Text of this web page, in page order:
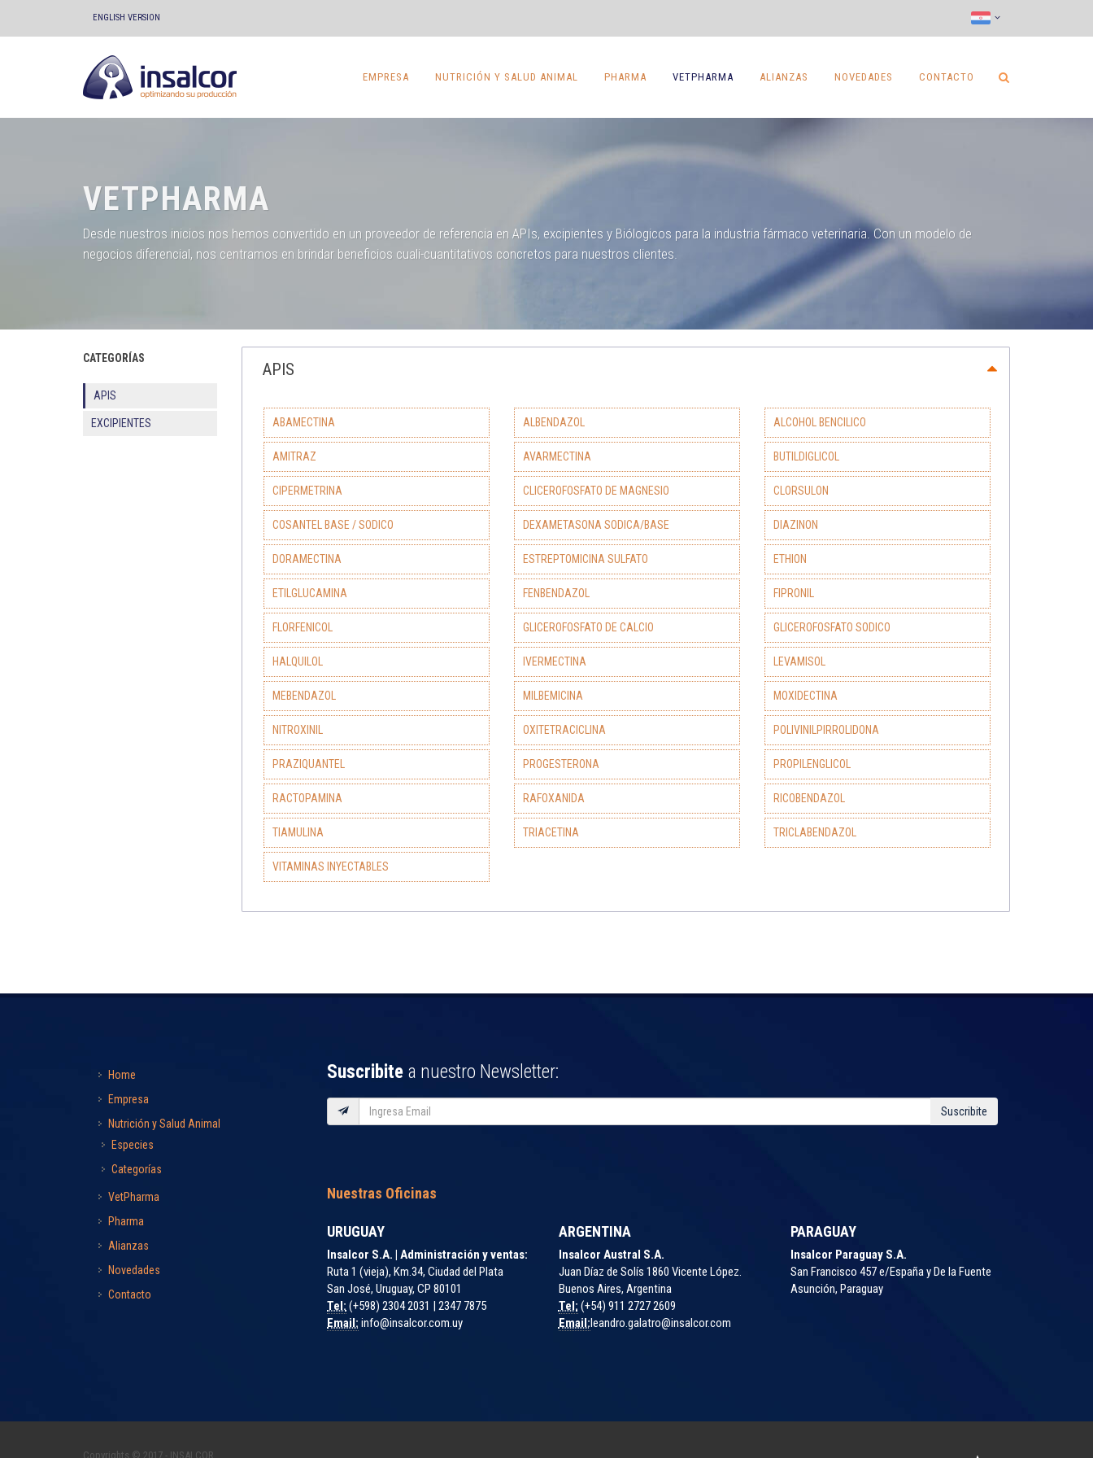
ENGLISH VERSION
EMPRESA NUTRICIÓN Y SALUD ANIMAL PHARMA VETPHARMA ALIANZAS NOVEDADES CONTACTO
VETPHARMA
Desde nuestros inicios nos hemos convertido en un proveedor de referencia en APIs, excipientes y Biólogicos para la industria fármaco veterinaria. Con un modelo de
negocios diferencial, nos centramos en brindar beneficios cuali-cuantitativos concretos para nuestros clientes.
CATEGORÍAS
APIS
EXCIPIENTES
APIS
ABAMECTINA
AMITRAZ
CIPERMETRINA
COSANTEL BASE / SODICO
DORAMECTINA
ETILGLUCAMINA
FLORFENICOL
HALQUILOL
MEBENDAZOL
NITROXINIL
PRAZIQUANTEL
RACTOPAMINA
TIAMULINA
VITAMINAS INYECTABLES
ALBENDAZOL
AVARMECTINA
CLICEROFOSFATO DE MAGNESIO
DEXAMETASONA SODICA/BASE
ESTREPTOMICINA SULFATO
FENBENDAZOL
GLICEROFOSFATO DE CALCIO
IVERMECTINA
MILBEMICINA
OXITETRACICLINA
PROGESTERONA
RAFOXANIDA
TRIACETINA
ALCOHOL BENCILICO
BUTILDIGLICOL
CLORSULON
DIAZINON
ETHION
FIPRONIL
GLICEROFOSFATO SODICO
LEVAMISOL
MOXIDECTINA
POLIVINILPIRROLIDONA
PROPILENGLICOL
RICOBENDAZOL
TRICLABENDAZOL
Home
Empresa
Nutrición y Salud Animal
Especies
Categorías
VetPharma
Pharma
Alianzas
Novedades
Contacto
Suscribite a nuestro Newsletter:
Suscribite
Nuestras Oficinas
URUGUAY
Insalcor S.A. | Administración y ventas:
Ruta 1 (vieja), Km.34, Ciudad del Plata
San José, Uruguay, CP 80101
Tel: (+598) 2304 2031 | 2347 7875
Email: info@insalcor.com.uy
ARGENTINA
Insalcor Austral S.A.
Juan Díaz de Solís 1860 Vicente López.
Buenos Aires, Argentina
Tel: (+54) 911 2727 2609
Email:leandro.galatro@insalcor.com
PARAGUAY
Insalcor Paraguay S.A.
San Francisco 457 e/España y De la Fuente
Asunción, Paraguay
Copyrights © 2017 - INSALCOR